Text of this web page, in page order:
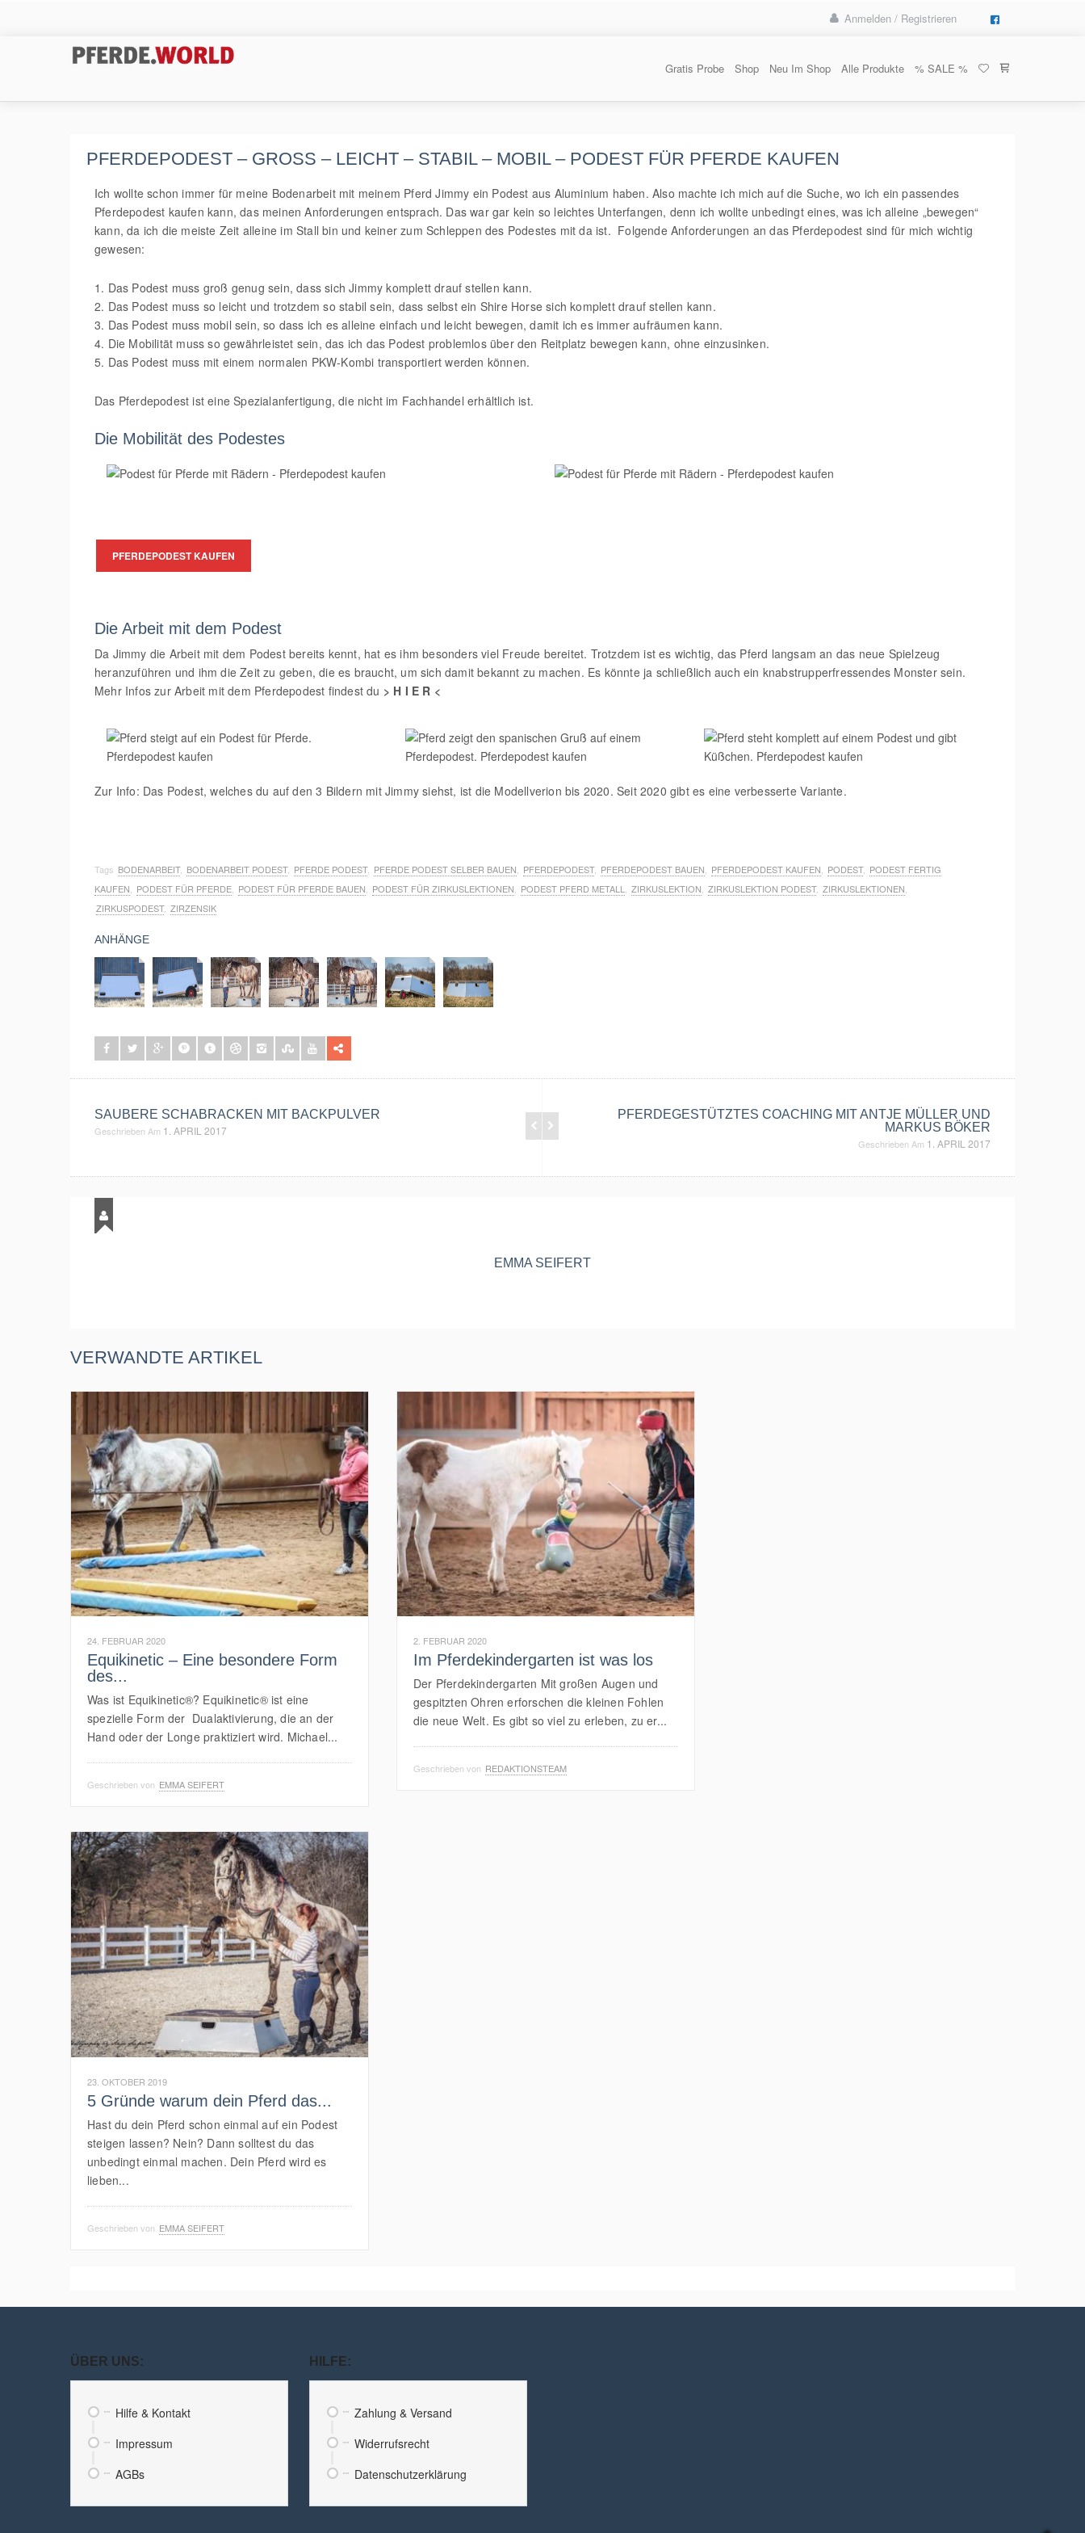
Anmelden / Registrieren
Gratis Probe Shop Neu Im Shop Alle Produkte % SALE %
PFERDEPODEST – GROSS – LEICHT – STABIL – MOBIL – PODEST FÜR PFERDE KAUFEN
Ich wollte schon immer für meine Bodenarbeit mit meinem Pferd Jimmy ein Podest aus Aluminium haben. Also machte ich mich auf die Suche, wo ich ein passendes
Pferdepodest kaufen kann, das meinen Anforderungen entsprach. Das war gar kein so leichtes Unterfangen, denn ich wollte unbedingt eines, was ich alleine „bewegen“
kann, da ich die meiste Zeit alleine im Stall bin und keiner zum Schleppen des Podestes mit da ist. Folgende Anforderungen an das Pferdepodest sind für mich wichtig
gewesen:
1. Das Podest muss groß genug sein, dass sich Jimmy komplett drauf stellen kann.
2. Das Podest muss so leicht und trotzdem so stabil sein, dass selbst ein Shire Horse sich komplett drauf stellen kann.
3. Das Podest muss mobil sein, so dass ich es alleine einfach und leicht bewegen, damit ich es immer aufräumen kann.
4. Die Mobilität muss so gewährleistet sein, das ich das Podest problemlos über den Reitplatz bewegen kann, ohne einzusinken.
5. Das Podest muss mit einem normalen PKW-Kombi transportiert werden können.
Das Pferdepodest ist eine Spezialanfertigung, die nicht im Fachhandel erhältlich ist.
Die Mobilität des Podestes
PFERDEPODEST KAUFEN
Die Arbeit mit dem Podest
Da Jimmy die Arbeit mit dem Podest bereits kennt, hat es ihm besonders viel Freude bereitet. Trotzdem ist es wichtig, das Pferd langsam an das neue Spielzeug
heranzuführen und ihm die Zeit zu geben, die es braucht, um sich damit bekannt zu machen. Es könnte ja schließlich auch ein knabstrupperfressendes Monster sein.
Mehr Infos zur Arbeit mit dem Pferdepodest findest du > H I E R <
Zur Info: Das Podest, welches du auf den 3 Bildern mit Jimmy siehst, ist die Modellverion bis 2020. Seit 2020 gibt es eine verbesserte Variante.
Tags BODENARBEIT, BODENARBEIT PODEST, PFERDE PODEST, PFERDE PODEST SELBER BAUEN PFERDEPODEST, PFERDEPODEST BAUEN PFERDEPODEST KAUFEN PODEST, PODEST FERTIG
KAUFEN
PODEST FÜR PFERDE PODEST FÜR PFERDE BAUEN PODEST FÜR ZIRKUSLEKTIONEN PODEST PFERD METALL ZIRKUSLEKTION ZIRKUSLEKTION PODEST, ZIRKUSLEKTIONEN
ZIRKUSPODEST, ZIRZENSIK
ANHÄNGE
SAUBERE SCHABRACKEN MIT BACKPULVER
Geschrieben Am 1. APRIL 2017
PFERDEGESTÜTZTES COACHING MIT ANTJE MÜLLER UND
MARKUS BÖKER
Geschrieben Am 1. APRIL 2017
EMMA SEIFERT
VERWANDTE ARTIKEL
24. FEBRUAR 2020
Equikinetic – Eine besondere Form
des...
Was ist Equikinetic®? Equikinetic® ist eine
spezielle Form der Dualaktivierung, die an der
Hand oder der Longe praktiziert wird. Michael...
Geschrieben von EMMA SEIFERT
2. FEBRUAR 2020
Im Pferdekindergarten ist was los
Der Pferdekindergarten Mit großen Augen und
gespitzten Ohren erforschen die kleinen Fohlen
die neue Welt. Es gibt so viel zu erleben, zu er...
Geschrieben von REDAKTIONSTEAM
23. OKTOBER 2019
5 Gründe warum dein Pferd das...
Hast du dein Pferd schon einmal auf ein Podest
steigen lassen? Nein? Dann solltest du das
unbedingt einmal machen. Dein Pferd wird es
lieben...
Geschrieben von EMMA SEIFERT
ÜBER UNS:
Hilfe & Kontakt
Impressum
AGBs
HILFE:
Zahlung & Versand
Widerrufsrecht
Datenschutzerklärung